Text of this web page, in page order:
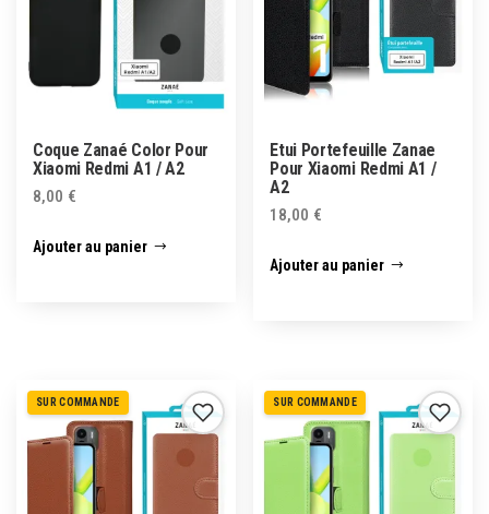
Coque Zanaé Color Pour
Xiaomi Redmi A1 / A2
8,00 €
Ajouter au panier
Etui Portefeuille Zanae
Pour Xiaomi Redmi A1 /
A2
18,00 €
Ajouter au panier
SUR COMMANDE SUR COMMANDE